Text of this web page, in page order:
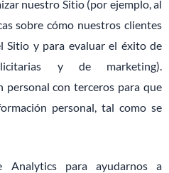
nuestro Sitio (por ejemplo, al
sobre cómo nuestros clientes
Sitio y para evaluar el éxito de
y de marketing).
con terceros para que
personal, tal como se
Analytics para ayudarnos a